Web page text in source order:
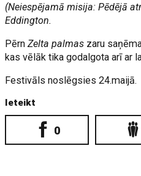
(Neiespējamā misija: Pēdējā
Eddington.
Pērn Zelta palmas zaru
kas vēlāk tika godalgota arī ar
Festivāls noslēgsies 24.maijā.
Ieteikt
0